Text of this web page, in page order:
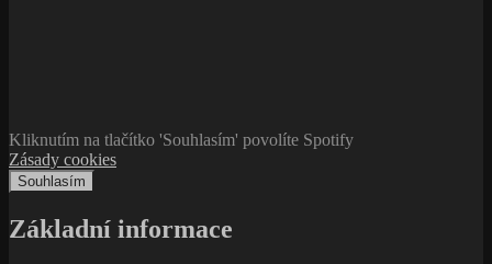
Kliknutím na tlačítko 'Souhlasím' povolíte Spotify
Zásady cookies
Souhlasím
Základní informace